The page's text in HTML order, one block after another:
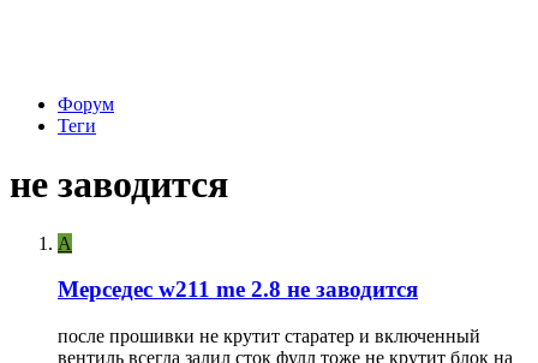
Форум
Теги
не заводится
A
Мерседес w211 me 2.8 не заводится
после прошивки не крутит старатер и включенный
вентиль всегда залил сток фулл тоже не крутит блок на